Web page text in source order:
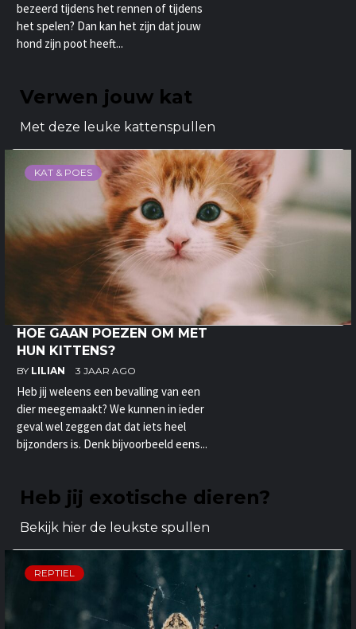
bezeerd tijdens het rennen of tijdens
het spelen? Dan kan het zijn dat jouw
hond zijn poot heeft...
Verwen jouw kat
Met deze leuke kattenspullen
KAT & POES
HOE GAAN POEZEN OM MET
HUN KITTENS?
BY LILIAN 3 JAAR AGO
Heb jij weleens een bevalling van een
dier meegemaakt? We kunnen in ieder
geval wel zeggen dat dat iets heel
bijzonders is. Denk bijvoorbeeld eens...
Heb jij exotische dieren?
Bekijk hier de leukste spullen
REPTIEL